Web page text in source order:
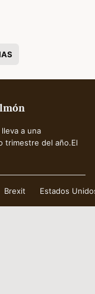
a una
trimestre del año.El
Brexit Estados